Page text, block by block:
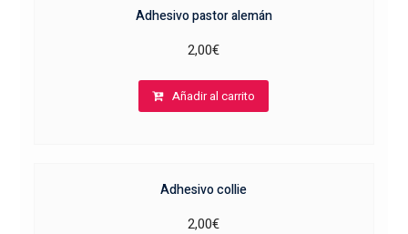
Adhesivo pastor alemán
2,00€
Añadir al carrito
Adhesivo collie
2,00€